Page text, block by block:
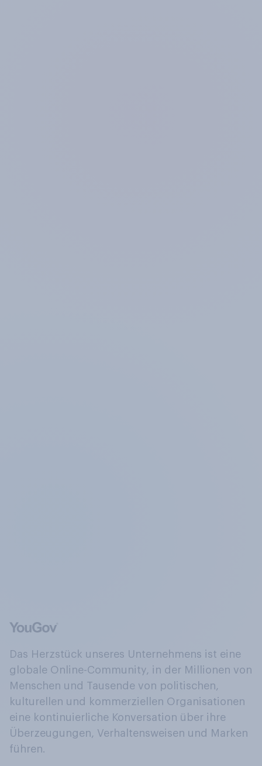
Das Herzstück unseres Unternehmens ist eine
globale Online-Community, in der Millionen von
Menschen und Tausende von politischen,
kulturellen und kommerziellen Organisationen
eine kontinuierliche Konversation über ihre
Überzeugungen, Verhaltensweisen und Marken
führen.